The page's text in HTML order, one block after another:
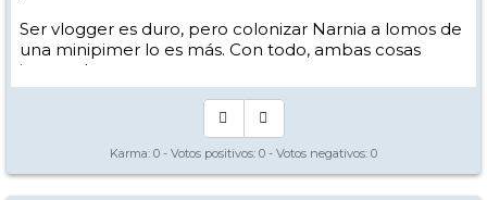
Ser vlogger es duro, pero colonizar Narnia a lomos de
una minipimer lo es más. Con todo, ambas cosas
intento hacer.
Yo hago esquí extremo : voy de extremo a extremo
Los caminos del esquí son inescrotables ...
Karma: 0 - Votos positivos: 0 - Votos negativos: 0